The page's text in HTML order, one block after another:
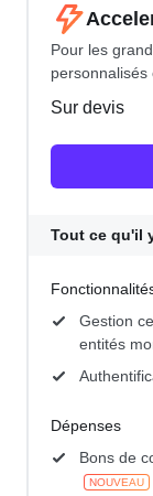
Pour les
Sur devis
Tout ce qu'il
Gestion
entités
Dépenses
Bons de
NOUVEAU